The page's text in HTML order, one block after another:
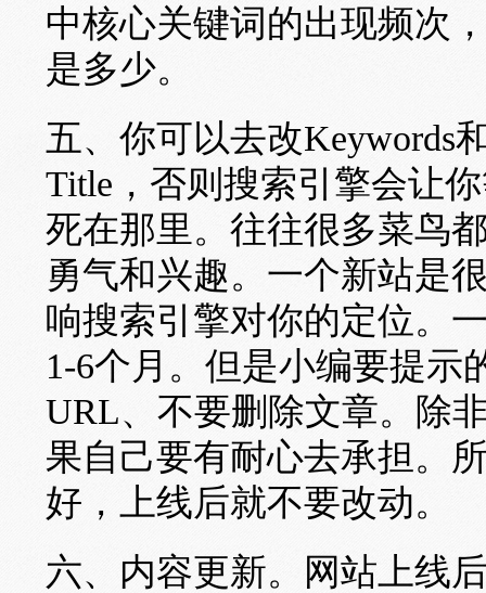
中核心关键词的出现频次
是多少。
五、你可以去改Keywords
Title，否则搜索引擎会让
死在那里。往往很多菜鸟
勇气和兴趣。一个新站是
响搜索引擎对你的定位。
1-6个月。但是小编要提示
URL、不要删除文章。除
果自己要有耐心去承担。
好，上线后就不要改动。
六、内容更新。网站上线